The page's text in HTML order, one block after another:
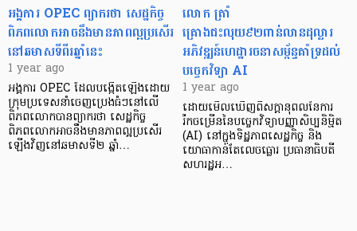
អង្គការ OPEC ព្យាករថា សេដ្ឋកិច្ច
ពិភពលោកអាចនឹងមានភាពល្អប្រសើរ
នៅឆមាសទីពីរឆ្នាំនេះ
1 year ago
អង្គការ OPEC ដែលបង្កើតឡើងដោយ
ក្រុមប្រទេសនាំចេញប្រេងធំៗនៅលើ
ពិភពលោកបានព្យាករថា សេដ្ឋកិច្ច
ពិភពលោកអាចនឹងមានភាពល្អប្រសើរ
ឡើងវិញនៅឆមាសទី២ ឆ្នាំ…
លោក ត្រាំ
គ្រោងជះលុយ៩២ពាន់លានដុល្លារ
អភិវឌ្ឍន៍ហេដ្ឋារចនាសម្ព័ន្ធគាំទ្រដល់
បច្ចេកវិទ្យា AI
1 year ago
ដោយមើលឃើញពីសក្តានុពលនៃការ
រីកចម្រើននៃបច្ចេកវិទ្យាបញ្ញាសិប្បនិម្មិត
(AI) នៅក្នុងទិដ្ឋភាពសេដ្ឋកិច្ច និង
យោធាកាន់តែលេចធ្លោរ ប្រធានាធិបតី
សហរដ្ឋអ…